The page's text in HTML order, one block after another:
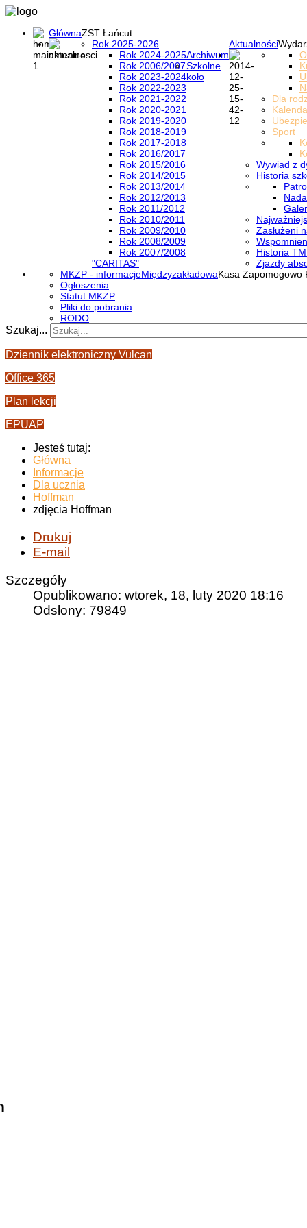
GłównaZST Łańcut
Aktualności
Rok 2025-2026
Archiwum
Rok 2024-2025
Rok 2006/2007
Rok 2023-2024
Rok 2022-2023
Rok 2021-2022
Rok 2020-2021
Rok 2019-2020
Rok 2018-2019
Rok 2017-2018
Rok 2016/2017
Rok 2015/2016
Rok 2014/2015
Rok 2013/2014
Rok 2012/2013
Rok 2011/2012
Rok 2010/2011
Rok 2009/2010
Rok 2008/2009
Rok 2007/2008
Szkolne
koło
"CARITAS"
Dla
Sport
Wywiad z
Historia
Zasłużeni
Historia
Zjazdy
MiędzyzakładowaKasa Zapomogowo
MKZP - informacje
Ogłoszenia
Statut MKZP
Pliki do pobrania
RODO
Szukaj...
Dziennik elektroniczny Vulcan
Office 365
Plan lekcji
EPUAP
Jesteś tutaj:
Główna
Informacje
Dla ucznia
Hoffman
zdjęcia Hoffman
Drukuj
E-mail
Szczegóły
Opublikowano: wtorek, 18, luty 2020 18:16
Odsłony: 79849